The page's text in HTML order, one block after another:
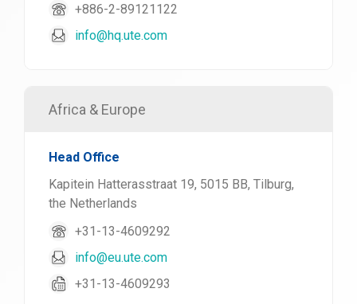
+886-2-89121122
info@hq.ute.com
Africa & Europe
Head Office
Kapitein Hatterasstraat 19, 5015 BB, Tilburg,
the Netherlands
+31-13-4609292
info@eu.ute.com
+31-13-4609293